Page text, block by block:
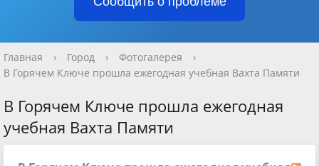
Главная › Город › Фотогалерея
›
В Горячем Ключе прошла ежегодная учебная Вахта Памяти
В Горячем Ключе прошла ежегодная
учебная Вахта Памяти